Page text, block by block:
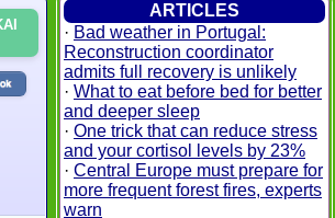
ARTICLES
· Bad weather in Portugal:
Reconstruction coordinator
admits full recovery is unlikely
· What to eat before bed for better
and deeper sleep
· One trick that can reduce stress
and your cortisol levels by 23%
· Central Europe must prepare for
more frequent forest fires, experts
warn